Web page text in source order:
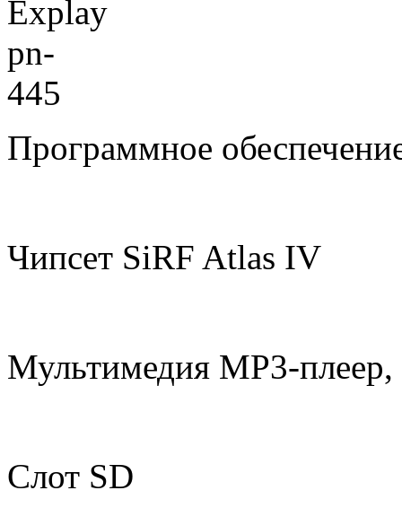
Программное
Чипсет SiRF Atlas IV
Мультимедия MP3-плеер,
Слот SD